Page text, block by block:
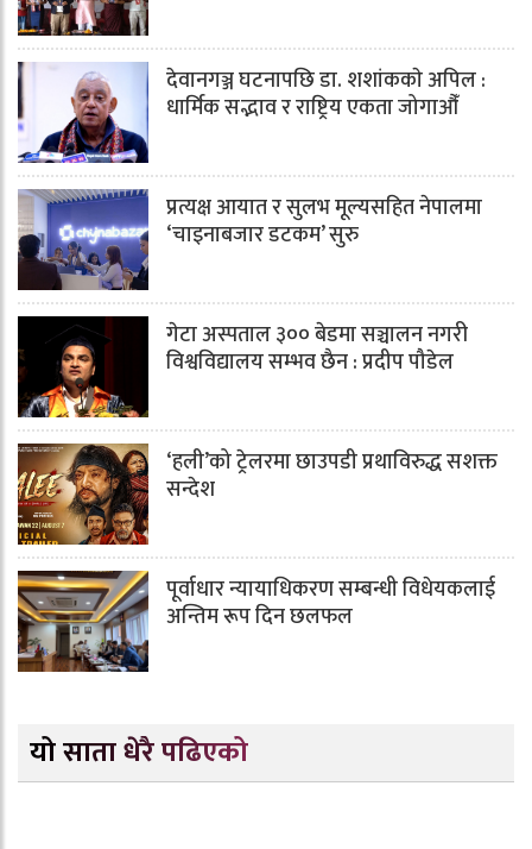
देवानगञ्ज घटनापछि डा. शशांककाे अपिल :
धार्मिक सद्भाव र राष्ट्रिय एकता जोगाऔँ
प्रत्यक्ष आयात र सुलभ मूल्यसहित नेपालमा
‘चाइनाबजार डटकम’ सुरु
गेटा अस्पताल ३०० बेडमा सञ्चालन नगरी
विश्वविद्यालय सम्भव छैन : प्रदीप पौडेल
‘हली’को ट्रेलरमा छाउपडी प्रथाविरुद्ध सशक्त
सन्देश
पूर्वाधार न्यायाधिकरण सम्बन्धी विधेयकलाई
अन्तिम रूप दिन छलफल
यो साता धेरै पढिएको